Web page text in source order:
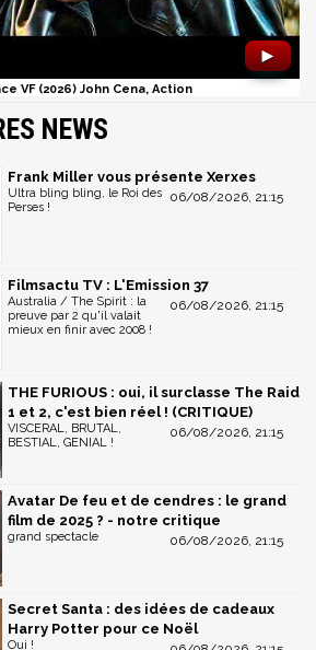
►
VF (2026) John Cena, Action
NEWS
Frank Miller vous présente Xerxes
06/08/2026, 21:15
Ultra bling bling, le Roi des
Perses !
Filmsactu TV : L'Emission 37
06/08/2026, 21:15
Australia / The Spirit : la
preuve par 2 qu'il valait
mieux en finir avec 2008 !
THE FURIOUS : oui, il surclasse The Raid
1 et 2, c'est bien réel ! (CRITIQUE)
06/08/2026, 21:15
VISCERAL, BRUTAL,
BESTIAL, GENIAL !
Avatar De feu et de cendres : le grand
film de 2025 ? - notre critique
06/08/2026, 21:15
grand spectacle
Secret Santa : des idées de cadeaux
Harry Potter pour ce Noël
Oui !